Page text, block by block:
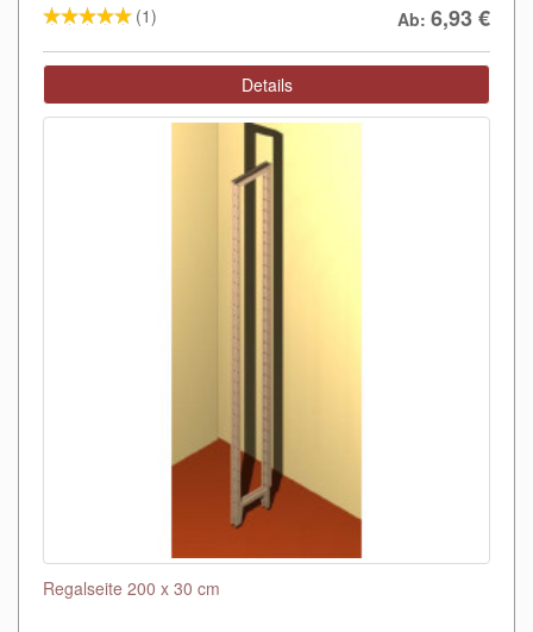
(1) Ab: 6,93€
Details
Regalseite 200 x 30 cm